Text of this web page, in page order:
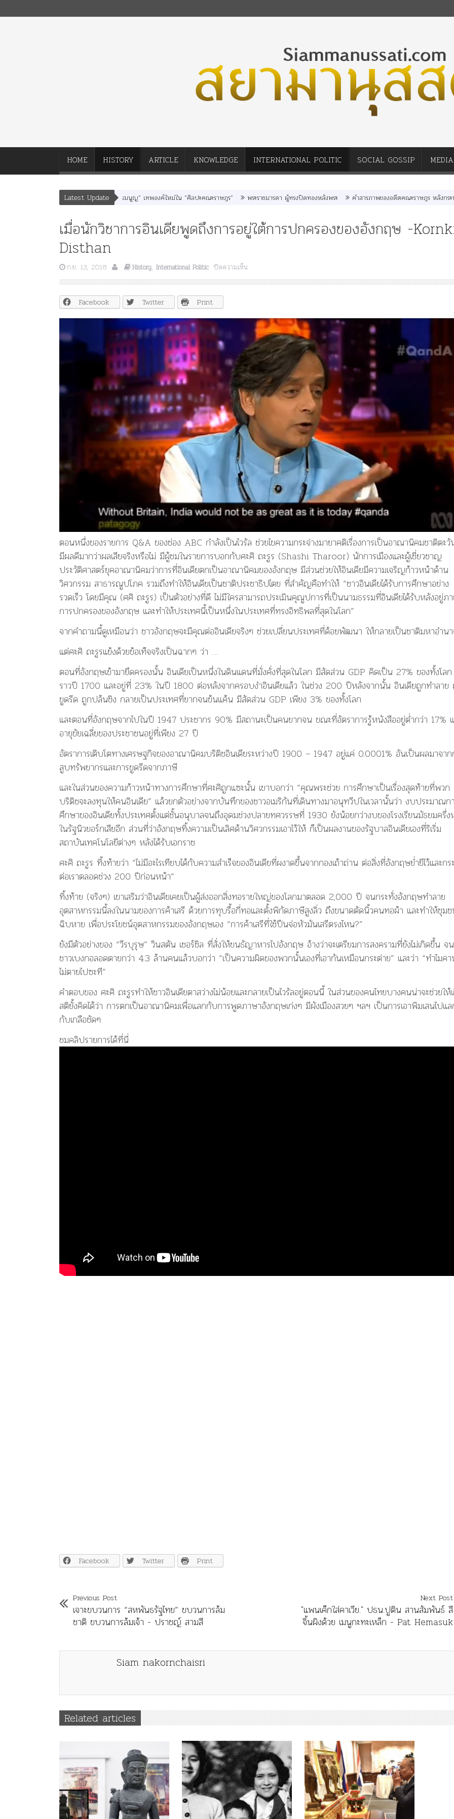
HOME HISTORY ARTICLE KNOWLEDGE INTERNATIONAL POLITIC SOCIAL GOSSIP MEDIA
Latest Update
า” “อรุณเทพบุตร” และ “เทพีรัฐธรรมนูญ” เทพองค์ใหม่ใน “ศิลปะคณะราษฎร” พระราชมารดา ผู้ทรงปิดทองหลังพระ คำสารภาพของอดีตคณะราษฎร หลังกระทำมิบังควร
เมื่อนักวิชาการอินเดียพูดถึงการอยู่ใต้การปกครองของอังกฤษ -
Disthan
ก.ย. 13, 2018 History, International Politic ปิดความเห็น
เมื่อ
นัก
พูด
ถึง
การ
อยู่
ใต้
การ
ปกครอง
ของ
อังกฤษ
-
Kornkit
Disthan
Facebook Twitter Print
ตอนหนึ่งของรายการ Q&A ของช่อง ABC กำลังเป็นไวรัล ช่วยไขความกระจ่างมายาคติเรื่องการเป็นอาณานิคมชาติตะ
มีผลดีมากว่าผลเสียจริงหรือไม่ มีผู้ชมในรายการบอกกับศะศิ ถะรูร (Shashi Tharoor) นักการเมืองและผู้เชี่ยวชาญ
ประวัติศาสตร์ยุคอาณานิคมว่าการที่อินเดียตกเป็นอาณานิคมของอังกฤษ มีส่วนช่วยให้อินเดียมีความเจริญก้าวหน้าด้าน
วิศวกรรม สาธารณูปโภค รวมถึงทำให้อินเดียเป็นชาติประชาธิปไตย ที่สำคัญคือทำให้ “ชาวอินเดียได้รับการศึกษาอย่าง
รวดเร็ว โดยมีคุณ (ศศิ ถะรูร) เป็นตัวอย่างที่ดี ไม่มีใครสามารถประเมินคุณูปการที่เป็นนามธรรมที่อินเดียได้รับหลังอยู่ภ
การปกครองของอังกฤษ และทำให้ประเทศนี้เป็นหนึ่งในประเทศที่ทรงอิทธิพลที่สุดในโลก”
จากคำถามนี้ดูเหมือนว่า ชาวอังกฤษจะมีคุณต่ออินเดียจริงๆ ช่วยเปลี่ยนประเทศที่ด้อยพัฒนา ให้กลายเป็นชาติมหาอำน
แต่ศะศิ ถะรูรแย้งด้วยข้อเท็จจริงเป็นฉากๆ ว่า …
ตอนที่อังกฤษเข้ามายึดครองนั้น อินเดียเป็นหนึ่งในดินแดนที่มั่งคั่งที่สุดในโลก มีสัดส่วน GDP คิดเป็น 27% ของทั้งโล
ราวปี 1700 และอยู่ที่ 23% ในปี 1800 ต่อหลังจากครอบงำอินเดียแล้ว ในช่วง 200 ปีหลังจากนั้น อินเดียถูกทำลาย
ขูดรีด ถูกปล้นชิง กลายเป็นประเทศที่ยากจนข้นแค้น มีสัดส่วน GDP เพียง 3% ของทั้งโลก
และตอนที่อังกฤษจากไปในปี 1947 ประชากร 90% มีสถานะเป็นคนยากจน ขณะที่อัตราการรู้หนังสืออยู่ต่ำกว่า 17%
อายุขัยเฉลี่ยของประชาชนอยู่ที่เพียง 27 ปี
อัตราการเติบโตทางเศรษฐกิจของอาณานิคมบริติชอินเดียระหว่างปี 1900 – 1947 อยู่แค่ 0.0001% อันเป็นผลมาจาก
สูบทรัพยากรและการขูดรีดจากภาษี
และในส่วนของความก้าวหน้าทางการศึกษาที่ศะศิถูกแซะนั้น เขาบอกว่า “คุณพระช่วย การศึกษาเป็นเรื่องสุดท้ายที่พวก
บริติชจะลงทุนให้คนอินเดีย” แล้วยกตัวอย่างจากบันทึกของชาวอเมริกันที่เดินทางมาอนุทวีปในเวลานั้นว่า งบประมาณก
ศึกษาของอินเดียทั้งประเทศตั้งแต่ชั้นอนุบาลจนถึงอุดมช่วงปลายทศวรรษที่ 1930 ยังน้อยกว่างบของโรงเรียนมัธยมครึ่ง
ในรัฐนิวยอร์กเสียอีก ส่วนที่ว่าอังกฤษทิ้งความเป็นเลิศด้านวิศวกรรมเอาไว้ให้ ก็เป็นผลงานของรัฐบาลอินเดียเองที่ริเริ่ม
สถาบันเทคโนโลยีต่างๆ หลังได้รับเอกราช
ศะศิ ถะรูร ทิ้งท้ายว่า “ไม่มีอะไรเทียบได้กับความสำเร็จของอินเดียที่ผงาดขึ้นจากกองเถ้าถ่าน ต่อสิ่งที่อังกฤษย่ำยีไว้และกร
ต่อเราตลอดช่วง 200 ปีก่อนหน้า”
ทิ้งท้าย (จริงๆ) เขาเสริมว่าอินเดียเคยเป็นผู้ส่งออกสิ่งทอรายใหญ่ของโลกมาตลอด 2,000 ปี จนกระทั่งอังกฤษทำลาย
อุตสาหกรรมนี้ลงในนามของการค้าเสรี ด้วยการทุบรื้อกี่ทอและตั้งพิกัดภาษีสูงลิ่ว ถึงขนาดตัดนิ้วคนทอผ้า และทำให้ชุม
ฉิบหาย เพื่อประโยชน์อุตสาหกรรมของอังกฤษเอง “การค้าเสรีที่ใช้ปืนจ่อหัวมันเสรีตรงไหน?”
ยังมีตัวอย่างของ “วีรบุรุษ” วินสตัน เชอร์ชิล ที่สั่งให้ขนธัญาหารไปอังกฤษ อ้างว่าจะเตรียมการสงครามที่ยังไม่เกิดขึ้น จน
ชาวเบงกอลอดตายกว่า 4.3 ล้านคนแล้วบอกว่า “เป็นความผิดของพวกนั้นเองที่เอากันเหมือนกระต่าย” และว่า “ทำไมค
ไม่ตายไปซะที”
คำตอบของ ศะศิ ถะรูรทำให้ชาวอินเดียตาสว่างไม่น้อยและกลายเป็นไวรัลอยู่ตอนนี้ ในส่วนของคนไทยบางคนน่าจะช่วยให้
สติยั้งคิดได้ว่า การตกเป็นอาณานิคมเพื่อแลกกับการพูดภาษาอังกฤษเก่งๆ มีผังเมืองสวยๆ ฯลฯ เป็นการเอาพิมเสนไปแ
กับเกลือชัดๆ
ชมคลิปรายการได้ที่นี่
Facebook Twitter Print
Previous Post
เจาะขบวนการ “สหพันธรัฐไทย” ขบวนการล้ม
ชาติ ขบวนการล้มเจ้า - ปราชญ์ สามสี
Next Post
"แพนเค็กใส่คาเวีย." ปธน.ปูติน สานสัมพันธ์ สี
จิ้นผิงด้วย เมนูกะทะเหล็ก - Pat Hemasuk
Siam nakornchaisri
Related articles
พยุหเสนา” “อรุณเทพ
และ “เทพีรัฐธรรมนูญ”
องค์ใหม่ใน “ศิลปะคณะ
ราษฎร”